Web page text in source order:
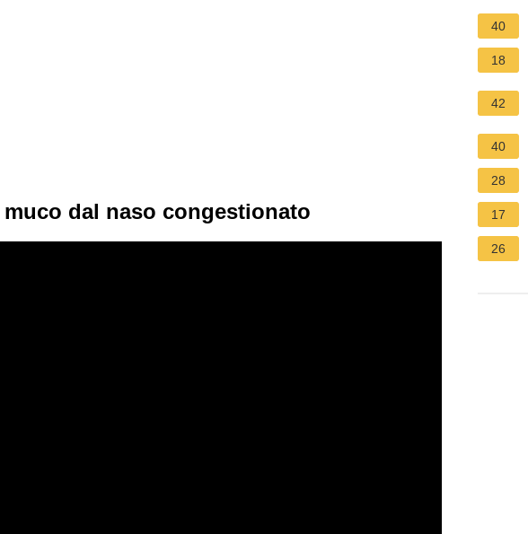
dal naso congestionato
40
18
42
40
28
17
26